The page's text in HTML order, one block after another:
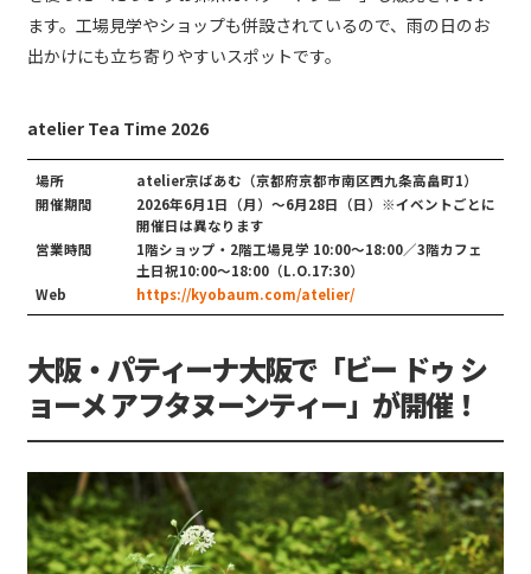
ます。工場見学やショップも併設されているので、雨の日のお
出かけにも立ち寄りやすいスポットです。
atelier Tea Time 2026
場所
atelier京ばあむ（京都府京都市南区西九条高畠町1）
開催期間
2026年6月1日（月）～6月28日（日）※イベントごとに
開催日は異なります
営業時間
1階ショップ・2階工場見学 10:00～18:00／3階カフェ
土日祝10:00～18:00（L.O.17:30）
Web
https://kyobaum.com/atelier/
大阪・パティーナ大阪で「ビー ドゥ シ
ョーメ アフタヌーンティー」が開催！